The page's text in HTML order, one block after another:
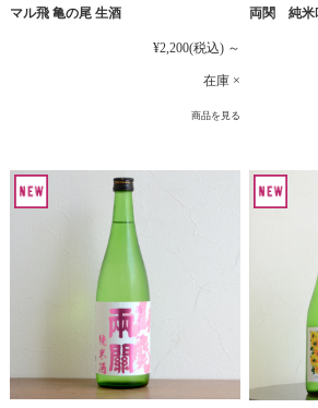
マル飛 亀の尾 生酒
¥2,200(税込) ～
在庫 ×
商品を見る
両関 純米